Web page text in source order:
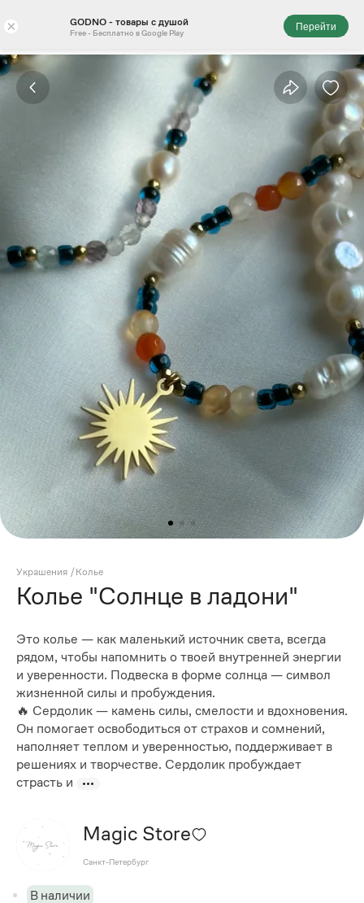
× GODNO - товары с душой
Free - Бесплатно в Google Play
Перейти
Украшения /Колье
Колье "Солнце в ладони"
Это колье — как маленький источник света, всегда
рядом, чтобы напомнить о твоей внутренней энергии
и уверенности. Подвеска в форме солнца — символ
жизненной силы и пробуждения.
🔥 Сердолик — камень силы, смелости и вдохновения.
Он помогает освободиться от страхов и сомнений,
наполняет теплом и уверенностью, поддерживает в
решениях и творчестве. Сердолик пробуждает
страсть и
Magic Store
Санкт-Петербург
В наличии